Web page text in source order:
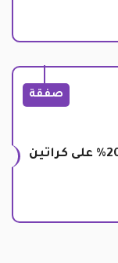
صفقة
كود خصم تطبيق ارواء تخفيضات 20% على كراتين